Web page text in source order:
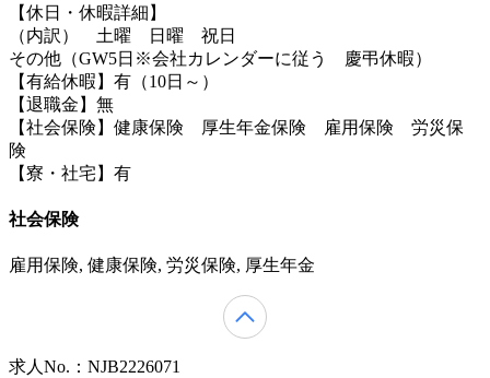
【休日・休暇詳細】
（内訳） 土曜 日曜 祝日
その他（GW5日※会社カレンダーに従う 慶弔休暇）
【有給休暇】有（10日～）
【退職金】無
【社会保険】健康保険 厚生年金保険 雇用保険 労災保
険
【寮・社宅】有
社会保険
雇用保険, 健康保険, 労災保険, 厚生年金
求人No.：NJB2226071